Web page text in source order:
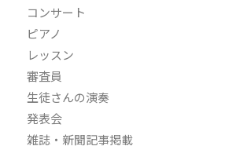
コンサート
ピアノ
レッスン
審査員
生徒さんの演奏
発表会
雑誌・新聞記事掲載